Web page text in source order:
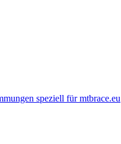
speziell für mtbrace.eu